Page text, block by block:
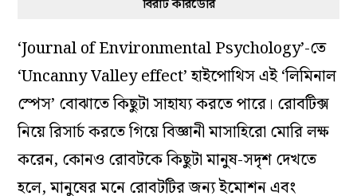
বিরাট করিডোর
‘Journal of Environmental Psychology’-তে
‘Uncanny Valley effect’ হাইপোথিস এই ‘লিমিনাল
স্পেস’ বোঝাতে কিছুটা সাহায্য করতে পারে। রোবটিক্স
নিয়ে রিসার্চ করতে গিয়ে বিজ্ঞানী মাসাহিরো মোরি লক্ষ
করেন, কোনও রোবটকে কিছুটা মানুষ-সদৃশ দেখতে
হলে, মানুষের মনে রোবটটির জন্য ইমোশন এবং